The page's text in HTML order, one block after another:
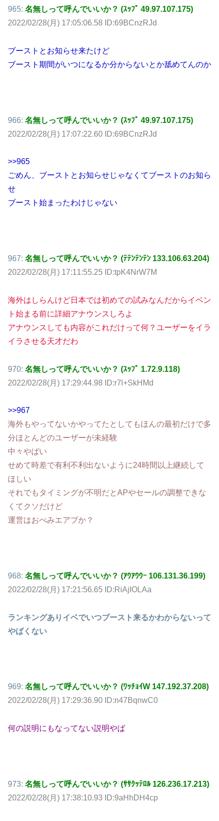
965: 名無しって呼んでいいか？ (ｽｯﾌﾟ 49.97.107.175)
2022/02/28(月) 17:05:06.58 ID:69BCnzRJd
ブーストとお知らせ来たけど
ブースト期間がいつになるか分からないとか舐めてんのか
966: 名無しって呼んでいいか？ (ｽｯﾌﾟ 49.97.107.175)
2022/02/28(月) 17:07:22.60 ID:69BCnzRJd
>>965
ごめん、ブーストとお知らせじゃなくてブーストのお知ら
せ
ブースト始まったわけじゃない
967: 名無しって呼んでいいか？ (ﾃﾃﾝﾃﾝﾃﾝ 133.106.63.204)
2022/02/28(月) 17:11:55.25 ID:tpK4NrW7M
海外はしらんけど日本では初めての試みなんだからイベン
ト始まる前に詳細アナウンスしろよ
アナウンスしても内容がこれだけって何？ユーザーをイラ
イラさせる天才だわ
970: 名無しって呼んでいいか？ (ｽｯﾌﾟ 1.72.9.118)
2022/02/28(月) 17:29:44.98 ID:r7l+SkHMd
>>967
海外もやってないかやってたとしてもほんの最初だけで多
分ほとんどのユーザーが未経験
中々やばい
せめて時差で有利不利出ないように24時間以上継続して
ほしい
それでもタイミングが不明だとAPやセールの調整できな
くてクソだけど
運営はおべみエアプか？
968: 名無しって呼んでいいか？ (ｱｳｱｳｳｰ 106.131.36.199)
2022/02/28(月) 17:21:56.65 ID:RiAjIOLAa
ランキングありイベでいつブースト来るかわからないって
やばくない
969: 名無しって呼んでいいか？ (ﾜｯﾁｮｲW 147.192.37.208)
2022/02/28(月) 17:29:36.90 ID:n47BqnwC0
何の説明にもなってない説明やば
973: 名無しって呼んでいいか？ (ｻｻｸｯﾃﾛﾙ 126.236.17.213)
2022/02/28(月) 17:38:10.93 ID:9aHhDH4cp